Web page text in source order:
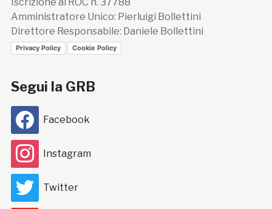
Iscrizione al ROC n. 37788
Amministratore Unico: Pierluigi Bollettini
Direttore Responsabile: Daniele Bollettini
Privacy Policy Cookie Policy
Segui la GRB
Facebook
Instagram
Twitter